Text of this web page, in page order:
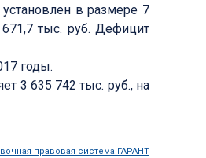
в размере 7
тыс. руб. Дефицит
годы.
3 635 742 тыс. руб., на
правовая система ГАРАНТ